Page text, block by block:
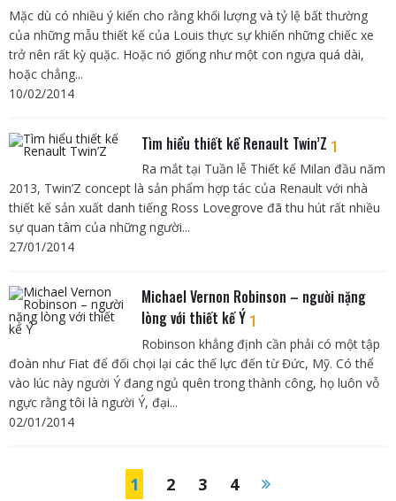
Mặc dù có nhiều ý kiến cho rằng khối lượng và tỷ lệ bất thường
của những mẫu thiết kế của Louis thực sự khiến những chiếc xe
trở nên rất kỳ quặc. Hoặc nó giống như một con ngựa quá dài,
hoặc chẳng...
10/02/2014
Tìm hiểu thiết kế Renault Twin’Z 1
Ra mắt tại Tuần lễ Thiết kế Milan đầu năm
2013, Twin’Z concept là sản phẩm hợp tác của Renault với nhà
thiết kế sản xuất danh tiếng Ross Lovegrove đã thu hút rất nhiều
sự quan tâm của những người...
27/01/2014
Michael Vernon Robinson – người nặng
lòng với thiết kế Ý 1
Robinson khẳng định cần phải có một tập
đoàn như Fiat để đối chọi lại các thế lực đến từ Đức, Mỹ. Có thể
vào lúc này người Ý đang ngủ quên trong thành công, họ luôn vỗ
ngực rằng tôi là người Ý, đại...
02/01/2014
1 2 3 4